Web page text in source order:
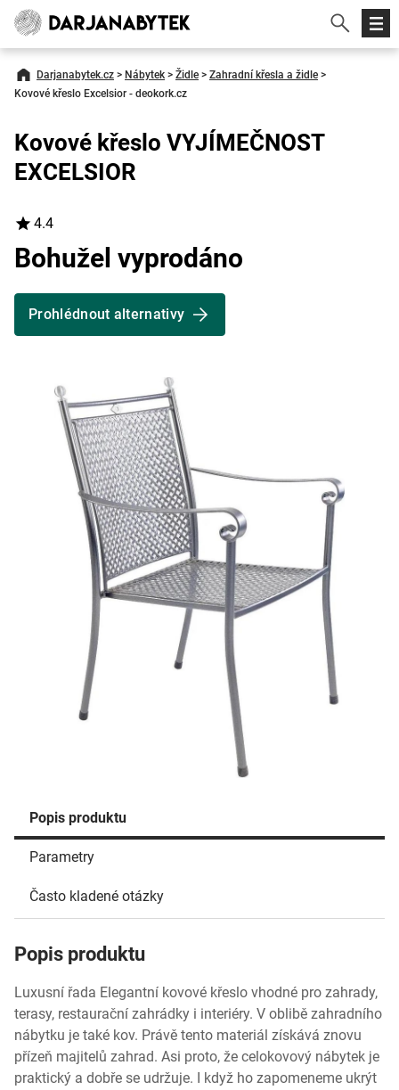
Darjanabytek.cz > Nábytek > Židle > Zahradní křesla a židle >
Kovové křeslo Excelsior - deokork.cz
Popis produktu
Parametry
Často kladené otázky
Popis produktu
Luxusní řada Elegantní kovové křeslo vhodné pro zahrady,
terasy, restaurační zahrádky i interiéry. V oblibě zahradního
nábytku je také kov. Právě tento materiál získává znovu
přízeň majitelů zahrad. Asi proto, že celokovový nábytek je
praktický a dobře se udržuje. I když ho zapomeneme ukrýt
Kovové křeslo VYJÍMEČNOST
EXCELSIOR
4.4
Bohužel vyprodáno
Prohlédnout alternativy